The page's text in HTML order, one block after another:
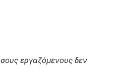
εργαζόμενους δεν